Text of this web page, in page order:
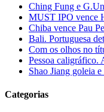
Ching Fung e
MUST IPO vence
Chiba vence Pau
Bali. Portuguesa
Com os olhos no
Pessoa caligráfico.
Shao Jiang goleia
Categorias